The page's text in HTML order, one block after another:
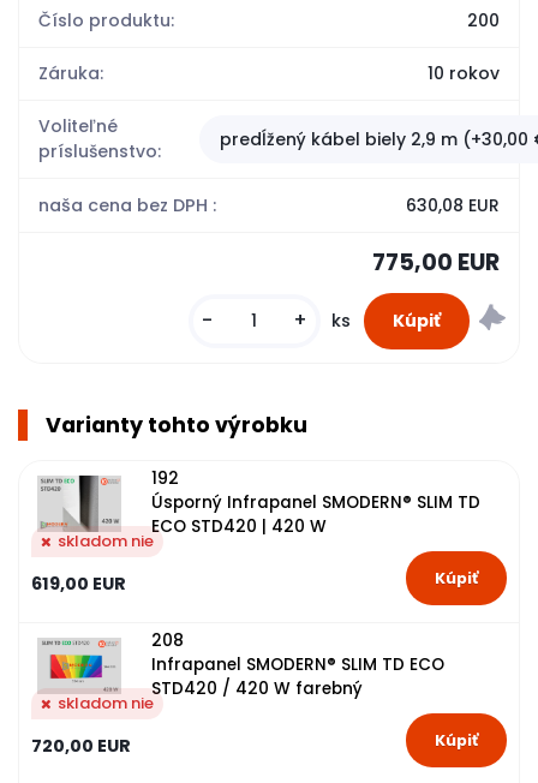
Číslo produktu: 200
Záruka: 10 rokov
Voliteľné
príslušenstvo:
predĺžený kábel biely 2,9 m (+30,00
naša cena bez DPH : 630,08 EUR
775,00 EUR
- + ks
Varianty tohto výrobku
192
Úsporný Infrapanel SMODERN® SLIM TD
ECO STD420 | 420 W
skladom nie
619,00 EUR
208
Infrapanel SMODERN® SLIM TD ECO
STD420 / 420 W farebný
skladom nie
720,00 EUR